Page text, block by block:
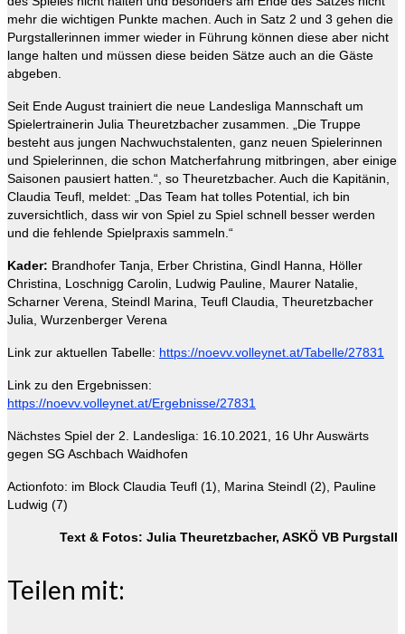
mehr die wichtigen Punkte machen. Auch in Satz 2 und 3 gehen die
Purgstallerinnen immer wieder in Führung können diese aber nicht
lange halten und müssen diese beiden Sätze auch an die Gäste
abgeben.
Seit Ende August trainiert die neue Landesliga Mannschaft um
Spielertrainerin Julia Theuretzbacher zusammen. „Die Truppe
besteht aus jungen Nachwuchstalenten, ganz neuen Spielerinnen
und Spielerinnen, die schon Matcherfahrung mitbringen, aber einige
Saisonen pausiert hatten.“, so Theuretzbacher. Auch die Kapitänin,
Claudia Teufl, meldet: „Das Team hat tolles Potential, ich bin
zuversichtlich, dass wir von Spiel zu Spiel schnell besser werden
und die fehlende Spielpraxis sammeln.“
Kader: Brandhofer Tanja, Erber Christina, Gindl Hanna, Höller
Christina, Loschnigg Carolin, Ludwig Pauline, Maurer Natalie,
Scharner Verena, Steindl Marina, Teufl Claudia, Theuretzbacher
Julia, Wurzenberger Verena
Link zur aktuellen Tabelle: https://noevv.volleynet.at/Tabelle/27831
Link zu den Ergebnissen:
https://noevv.volleynet.at/Ergebnisse/27831
Nächstes Spiel der 2. Landesliga: 16.10.2021, 16 Uhr Auswärts
gegen SG Aschbach Waidhofen
Actionfoto: im Block Claudia Teufl (1), Marina Steindl (2), Pauline
Ludwig (7)
Text & Fotos: Julia Theuretzbacher, ASKÖ VB Purgstall
Teilen mit: